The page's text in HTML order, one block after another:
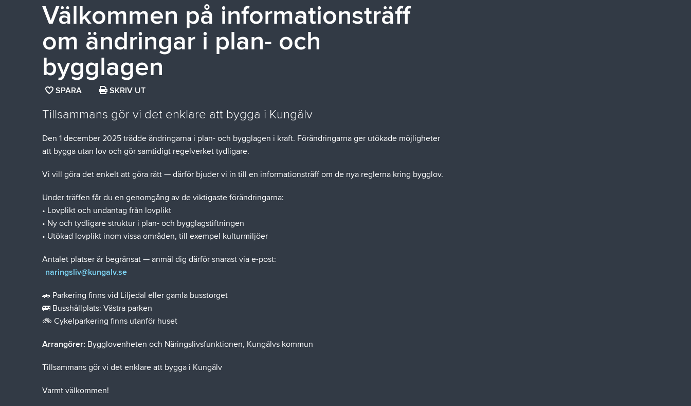
Välkommen på informationsträff
om ändringar i plan- och
bygglagen
SPARA SPARA
SOM
SKRIV UT
Tillsammans gör vi det enklare att bygga i Kungälv
Den 1 december 2025 trädde ändringarna i plan- och bygglagen i kraft. Förändringarna ger utökade möjligheter
att bygga utan lov och gör samtidigt regelverket tydligare.
Vi vill göra det enkelt att göra rätt — därför bjuder vi in till en informationsträff om de nya reglerna kring bygglov.
Under träffen får du en genomgång av de viktigaste förändringarna:
• Lovplikt och undantag från lovplikt
• Ny och tydligare struktur i plan- och bygglagstiftningen
• Utökad lovplikt inom vissa områden, till exempel kulturmiljöer
Antalet platser är begränsat — anmäl dig därför snarast via e-post:
naringsliv@kungalv.se
🚗 Parkering finns vid Liljedal eller gamla busstorget
🚌 Busshållplats: Västra parken
🚲 Cykelparkering finns utanför huset
Arrangörer: Bygglovenheten och Näringslivsfunktionen, Kungälvs kommun
Tillsammans gör vi det enklare att bygga i Kungälv
Varmt välkommen!